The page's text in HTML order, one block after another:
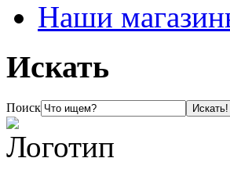
Наши
Искать
Поиск